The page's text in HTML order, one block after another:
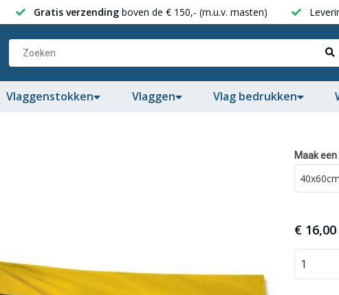
Gratis verzending boven de € 150,- (m.u.v. masten)
Vlaggenstokken Vlaggen Vlag bedrukken
Maak
€ 16,00